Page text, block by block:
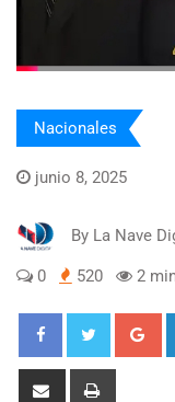
Nacionales
junio 8, 2025
By La Nave
0 520 2
Share